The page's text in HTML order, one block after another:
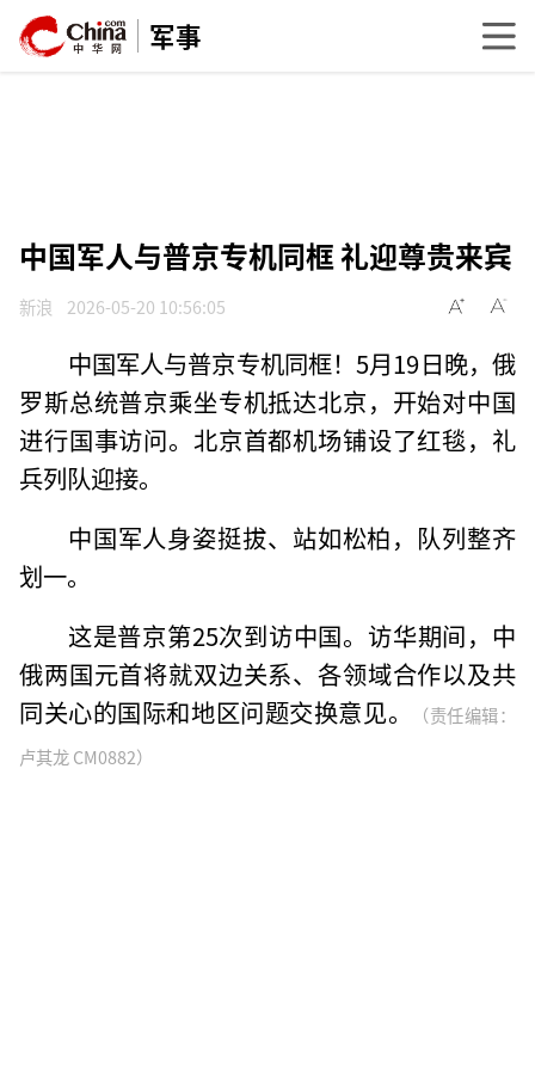
军事
中国军人与普京专机同框 礼迎尊贵来宾
新浪 2026-05-20 10:56:05
中国军人与普京专机同框！5月19日晚，俄
罗斯总统普京乘坐专机抵达北京，开始对中国
进行国事访问。北京首都机场铺设了红毯，礼
兵列队迎接。
中国军人身姿挺拔、站如松柏，队列整齐
划一。
这是普京第25次到访中国。访华期间，中
俄两国元首将就双边关系、各领域合作以及共
同关心的国际和地区问题交换意见。
（责任编辑：
卢其龙 CM0882）